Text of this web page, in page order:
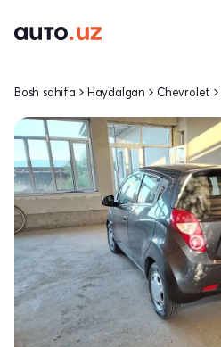
Bosh sahifa Haydalgan Chevrolet